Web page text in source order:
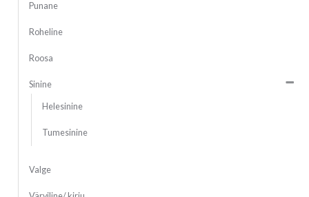
Punane
Roheline
Roosa
Sinine
Helesinine
Tumesinine
Valge